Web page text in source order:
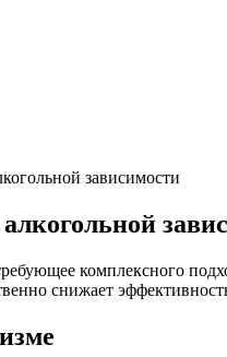
зависимости
комплексного
снижает